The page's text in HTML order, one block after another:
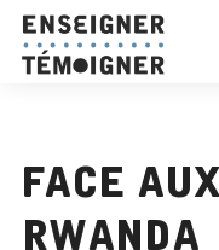
Face
Rwanda